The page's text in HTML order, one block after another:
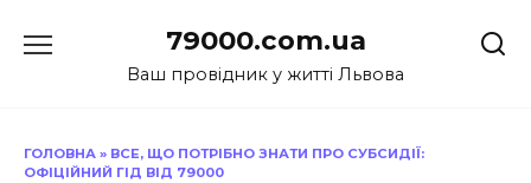
до
79000.com.ua
Ваш провідник у житті Львова
ГОЛОВНА » ВСЕ, ЩО ПОТРІБНО ЗНАТИ ПРО СУБСИДІЇ:
ОФІЦІЙНИЙ ГІД ВІД 79000